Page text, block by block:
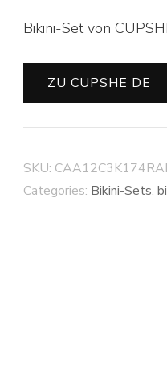
Bikini-Set von
ZU CUPSHE DE
SKU:
Categories: Bikini-Sets,